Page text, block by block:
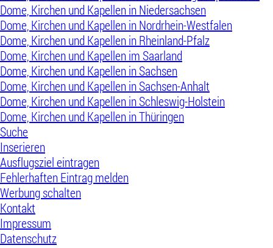
Dome, Kirchen und Kapellen in Niedersachsen
Dome, Kirchen und Kapellen in Nordrhein-Westfalen
Dome, Kirchen und Kapellen in Rheinland-Pfalz
Dome, Kirchen und Kapellen im Saarland
Dome, Kirchen und Kapellen in Sachsen
Dome, Kirchen und Kapellen in Sachsen-Anhalt
Dome, Kirchen und Kapellen in Schleswig-Holstein
Dome, Kirchen und Kapellen in Thüringen
Suche
Inserieren
Ausflugsziel eintragen
Fehlerhaften Eintrag melden
Werbung schalten
Kontakt
Impressum
Datenschutz